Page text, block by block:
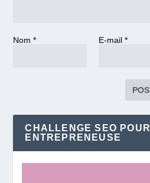
Nom* E-mail *
CHALLENGE SEO POUR
ENTREPRENEUSE